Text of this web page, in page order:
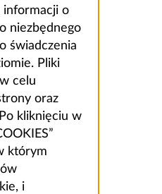
informacji o
niezbędnego
świadczenia
Pliki
celu
oraz
kliknięciu w
którym
i